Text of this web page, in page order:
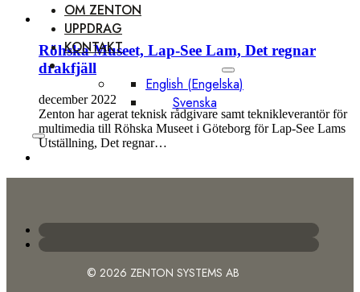
OM ZENTON
UPPDRAG
KONTAKT
English (Engelska)
Svenska
Röhska Museet, Lap-See Lam, Det regnar
drakfjäll
december 2022
Zenton har agerat teknisk rådgivare samt teknikleverantör för
multimedia till Röhska Museet i Göteborg för Lap-See Lams
Utställning, Det regnar…
© 2026 ZENTON SYSTEMS AB